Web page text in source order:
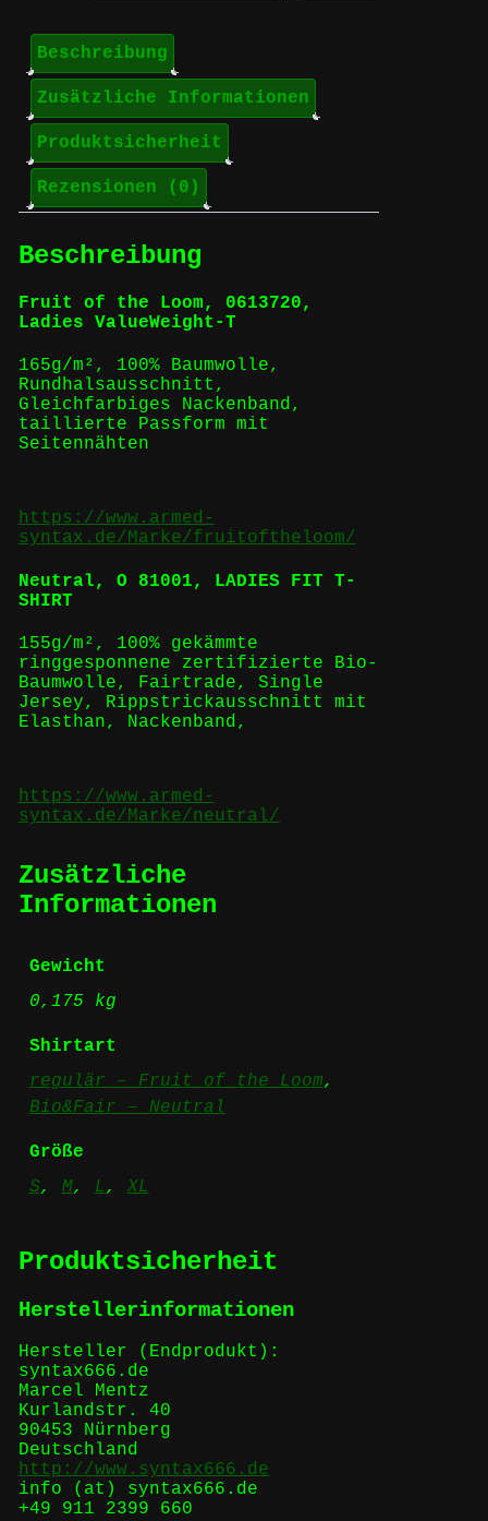
Beschreibung
Zusätzliche Informationen
Produktsicherheit
Rezensionen (0)
Beschreibung
Fruit of the Loom, 0613720,
Ladies ValueWeight-T
165g/m², 100% Baumwolle,
Rundhalsausschnitt,
Gleichfarbiges Nackenband,
taillierte Passform mit
Seitennähten
https://www.armed-
syntax.de/Marke/fruitoftheloom/
Neutral, O 81001, LADIES FIT T-
SHIRT
155g/m², 100% gekämmte
ringgesponnene zertifizierte Bio-
Baumwolle, Fairtrade, Single
Jersey, Rippstrickausschnitt mit
Elasthan, Nackenband,
https://www.armed-
syntax.de/Marke/neutral/
Zusätzliche
Informationen
Gewicht
0,175 kg
Shirtart
regulär – Fruit of the Loom,
Bio&Fair – Neutral
Größe
S, M, L, XL
Produktsicherheit
Herstellerinformationen
Hersteller (Endprodukt):
syntax666.de
Marcel Mentz
Kurlandstr. 40
90453 Nürnberg
Deutschland
http://www.syntax666.de
info (at) syntax666.de
+49 911 2399 660